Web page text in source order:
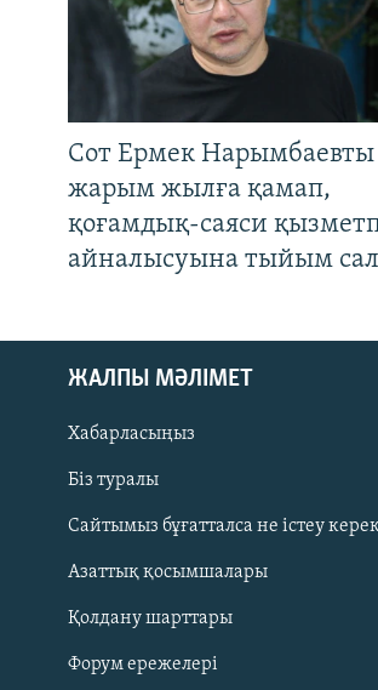
Русский
ЖАЗЫЛЫҢЫЗ
Сот Ермек Нарымбаевты
жарым жылға қамап,
қоғамдық-саяси
айналысуына тыйым
ЖАЛПЫ МӘЛІМЕТ
Хабарласыңыз
Біз туралы
Сайтымыз бұғатталса не істеу
Азаттық қосымшалары
Қолдану шарттары
Форум ережелері